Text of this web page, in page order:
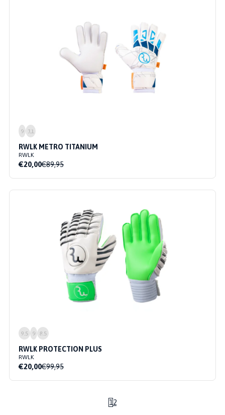
9 11
RWLK METRO TITANIUM
RWLK
€20,00€89,95
9.5 9 8.5
RWLK PROTECTION PLUS
RWLK
€20,00€99,95
12